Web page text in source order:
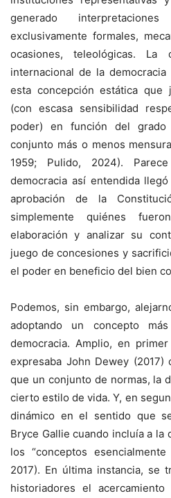
generado
exclusivamente formales,
ocasiones, teleológicas. La
internacional de la
esta concepción estática que
(con escasa sensibilidad
poder) en función del
conjunto más o menos
1959; Pulido, 2024).
democracia así entendida
aprobación de la
simplemente quiénes
elaboración y analizar su
juego de concesiones y
el poder en beneficio del bien
Podemos, sin embargo,
adoptando un concepto
democracia. Amplio, en
expresaba John Dewey (2017)
que un conjunto de normas, la
cierto estilo de vida. Y, en
dinámico en el sentido que
Bryce Gallie cuando incluía a la
los “conceptos
2017). En última instancia, se
historiadores el